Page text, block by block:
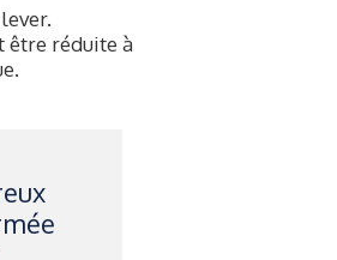
être réduite à